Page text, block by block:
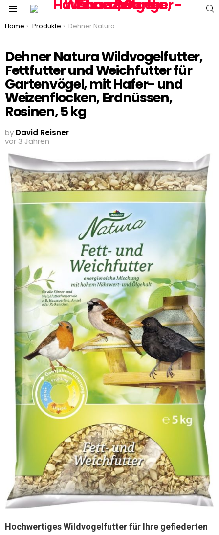
You are here:
Home Produkte Dehner Natura Wildvogelfutter, Fettfutter und Weichfutter für Gartenvögel, mit Hafer- und Weizenflocken, Erdnüssen, Rosinen, 5 kg
Dehner Natura Wildvogelfutter,
Fettfutter und Weichfutter für
Gartenvögel, mit Hafer- und
Weizenflocken, Erdnüssen,
Rosinen, 5 kg
by David Reisner
vor 3 Jahren
Hochwertiges Wildvogelfutter für Ihre gefiederten